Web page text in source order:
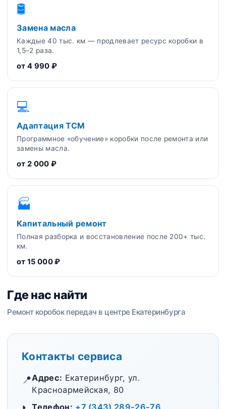
🛢️
Замена масла
Каждые 40 тыс. км — продлевает ресурс коробки в
1,5–2 раза.
от 4 990 ₽
💻
Адаптация TCM
Программное «обучение» коробки после ремонта или
замены масла.
от 2 000 ₽
🏭
Капитальный ремонт
Полная разборка и восстановление после 200+ тыс.
км.
от 15 000 ₽
Где нас найти
Ремонт коробок передач в центре Екатеринбурга
Контакты сервиса
📍Адрес: Екатеринбург, ул.
Красноармейская, 80
Телефон: +7 (343) 289-26-76